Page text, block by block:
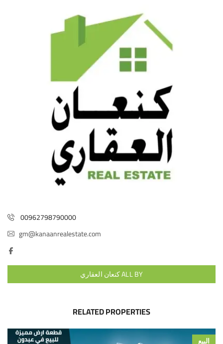
00962798790000
gm@kanaanrealestate.com
ALL BY كنعان العقاري
RELATED PROPERTIES
البيع